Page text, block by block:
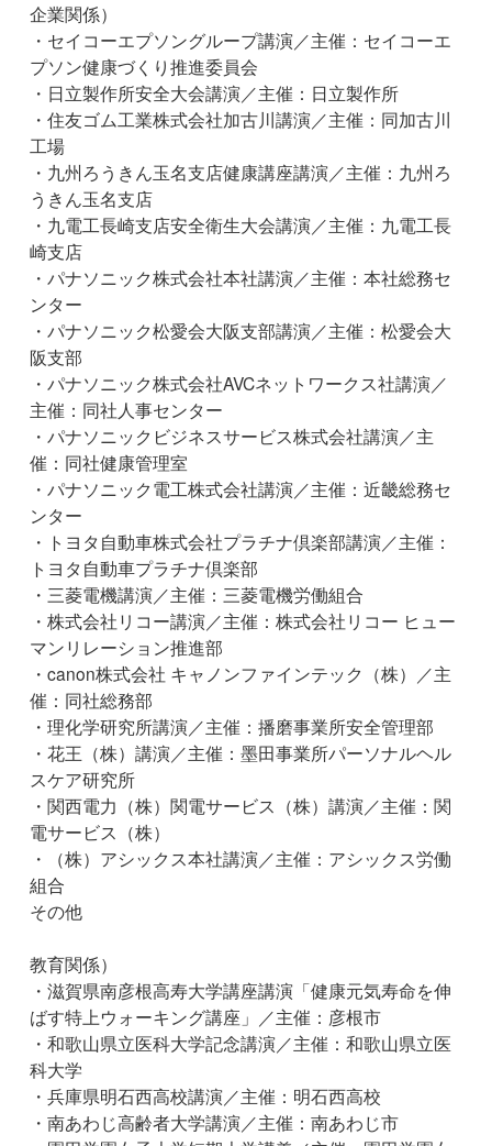
企業関係）
・セイコーエプソングループ講演／主催：セイコーエ
プソン健康づくり推進委員会
・日立製作所安全大会講演／主催：日立製作所
・住友ゴム工業株式会社加古川講演／主催：同加古川
工場
・九州ろうきん玉名支店健康講座講演／主催：九州ろ
うきん玉名支店
・九電工長崎支店安全衛生大会講演／主催：九電工長
崎支店
・パナソニック株式会社本社講演／主催：本社総務セ
ンター
・パナソニック松愛会大阪支部講演／主催：松愛会大
阪支部
・パナソニック株式会社AVCネットワークス社講演／
主催：同社人事センター
・パナソニックビジネスサービス株式会社講演／主
催：同社健康管理室
・パナソニック電工株式会社講演／主催：近畿総務セ
ンター
・トヨタ自動車株式会社プラチナ倶楽部講演／主催：
トヨタ自動車プラチナ倶楽部
・三菱電機講演／主催：三菱電機労働組合
・株式会社リコー講演／主催：株式会社リコー ヒュー
マンリレーション推進部
・canon株式会社 キャノンファインテック（株）／主
催：同社総務部
・理化学研究所講演／主催：播磨事業所安全管理部
・花王（株）講演／主催：墨田事業所パーソナルヘル
スケア研究所
・関西電力（株）関電サービス（株）講演／主催：関
電サービス（株）
・（株）アシックス本社講演／主催：アシックス労働
組合
その他
教育関係）
・滋賀県南彦根高寿大学講座講演「健康元気寿命を伸
ばす特上ウォーキング講座」／主催：彦根市
・和歌山県立医科大学記念講演／主催：和歌山県立医
科大学
・兵庫県明石西高校講演／主催：明石西高校
・南あわじ高齢者大学講演／主催：南あわじ市